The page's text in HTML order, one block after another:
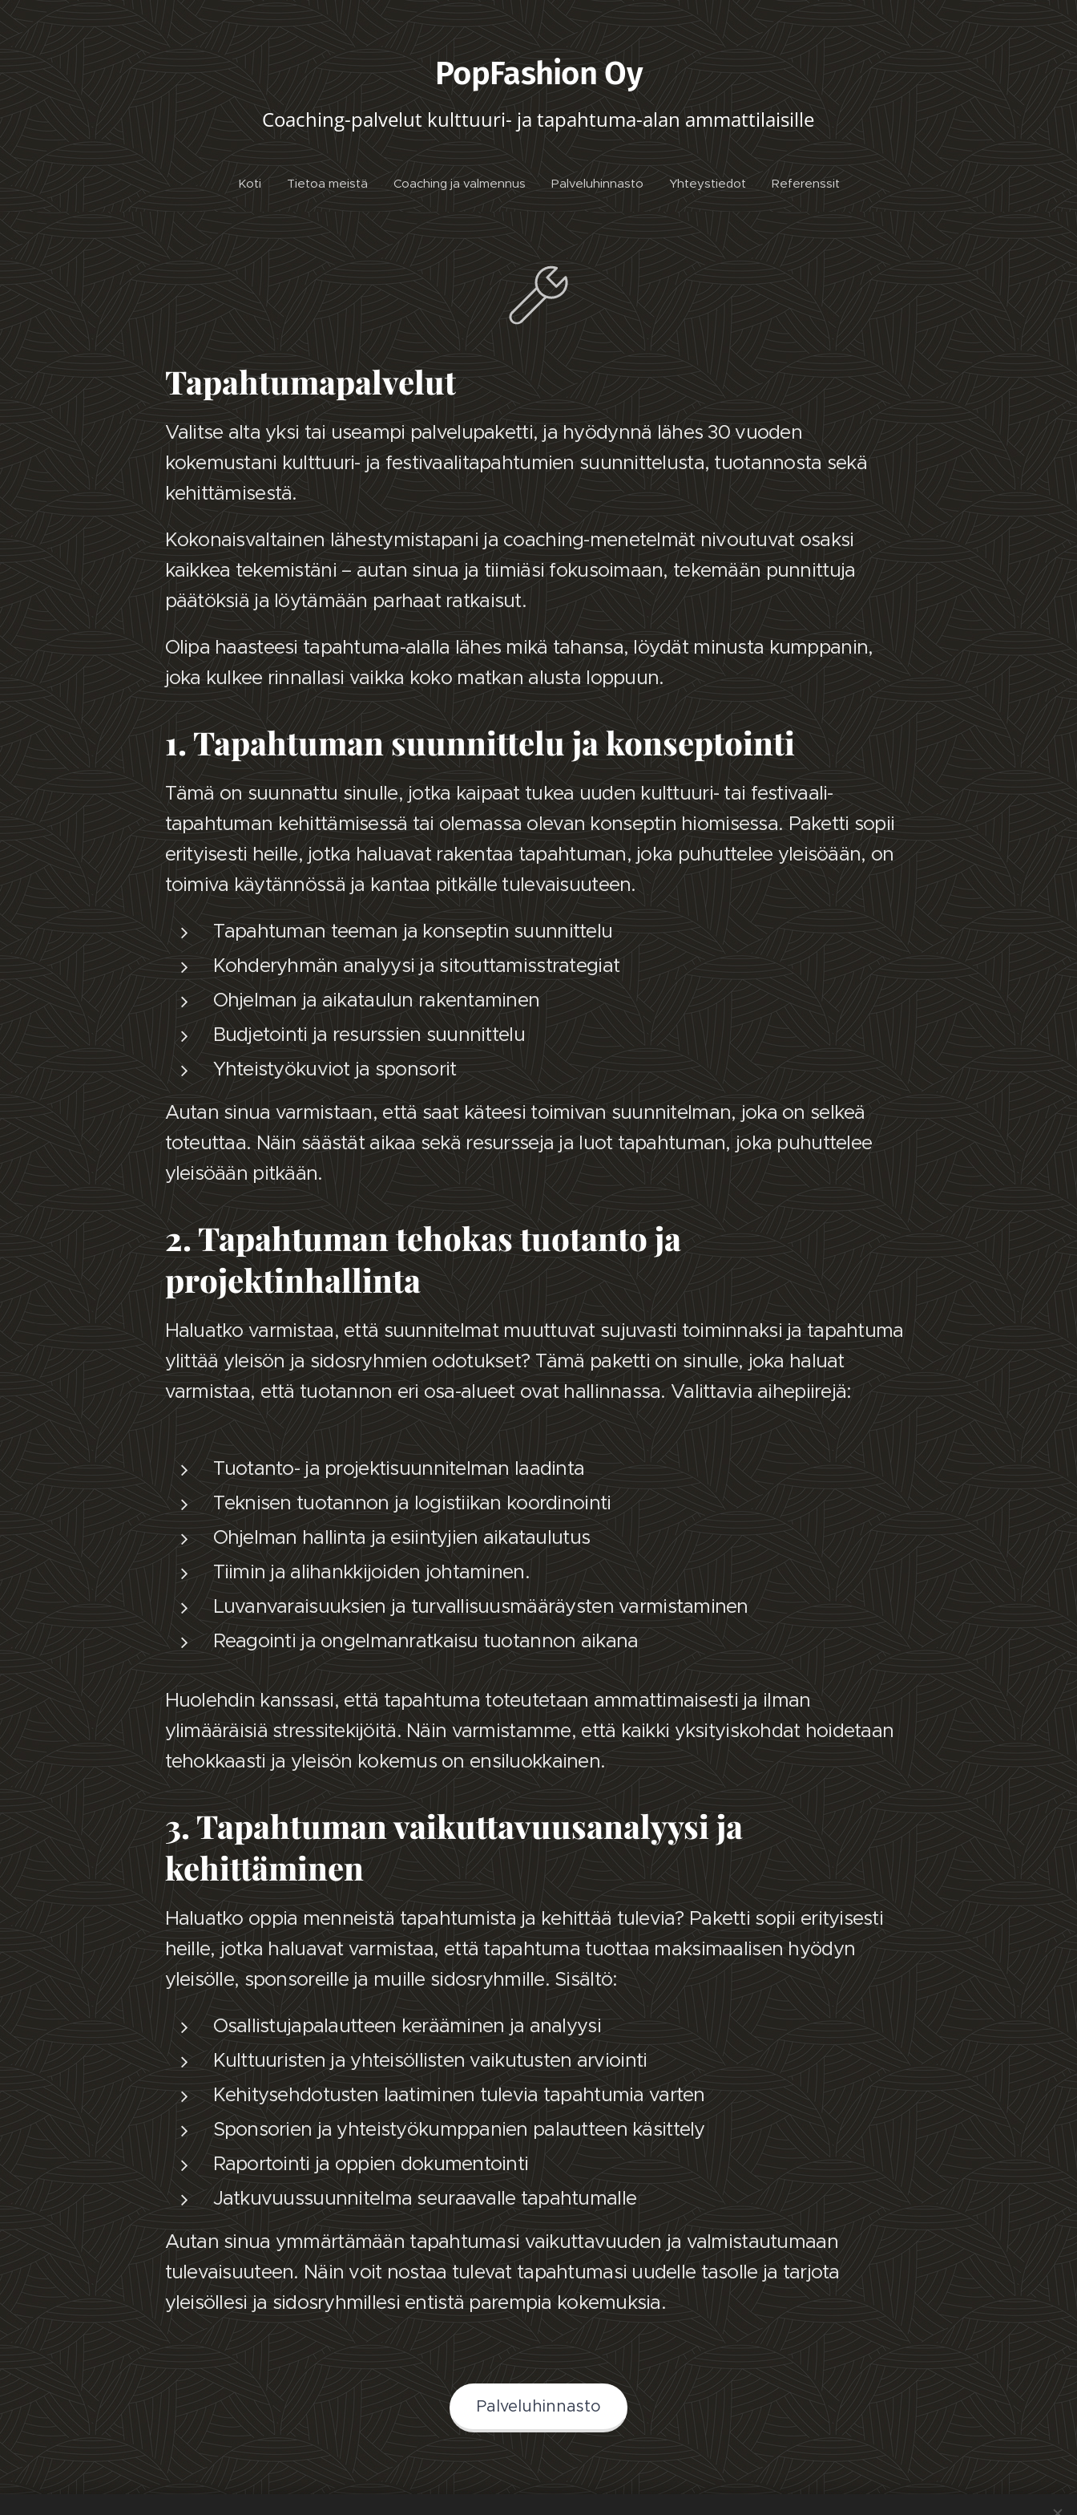
PopFashion Oy
Coaching-palvelut kulttuuri- ja tapahtuma-alan ammattilaisille
Koti Tietoa meistä Coaching ja valmennus Palveluhinnasto Yhteystiedot Referenssit
Tapahtumapalvelut
Valitse alta yksi tai useampi palvelupaketti, ja hyödynnä lähes 30 vuoden
kokemustani kulttuuri- ja festivaalitapahtumien suunnittelusta, tuotannosta sekä
kehittämisestä.
Kokonaisvaltainen lähestymistapani ja coaching-menetelmät nivoutuvat osaksi
kaikkea tekemistäni – autan sinua ja tiimiäsi fokusoimaan, tekemään punnittuja
päätöksiä ja löytämään parhaat ratkaisut.
Olipa haasteesi tapahtuma-alalla lähes mikä tahansa, löydät minusta kumppanin,
joka kulkee rinnallasi vaikka koko matkan alusta loppuun.
1. Tapahtuman suunnittelu ja konseptointi
Tämä on suunnattu sinulle, jotka kaipaat tukea uuden kulttuuri- tai festivaali-
tapahtuman kehittämisessä tai olemassa olevan konseptin hiomisessa. Paketti sopii
erityisesti heille, jotka haluavat rakentaa tapahtuman, joka puhuttelee yleisöään, on
toimiva käytännössä ja kantaa pitkälle tulevaisuuteen.
Tapahtuman teeman ja konseptin suunnittelu
Kohderyhmän analyysi ja sitouttamisstrategiat
Ohjelman ja aikataulun rakentaminen
Budjetointi ja resurssien suunnittelu
Yhteistyökuviot ja sponsorit
Autan sinua varmistaan, että saat käteesi toimivan suunnitelman, joka on selkeä
toteuttaa. Näin säästät aikaa sekä resursseja ja luot tapahtuman, joka puhuttelee
yleisöään pitkään.
2. Tapahtuman tehokas tuotanto ja
projektinhallinta
Haluatko varmistaa, että suunnitelmat muuttuvat sujuvasti toiminnaksi ja tapahtuma
ylittää yleisön ja sidosryhmien odotukset? Tämä paketti on sinulle, joka haluat
varmistaa, että tuotannon eri osa-alueet ovat hallinnassa. Valittavia aihepiirejä:
Tuotanto- ja projektisuunnitelman laadinta
Teknisen tuotannon ja logistiikan koordinointi
Ohjelman hallinta ja esiintyjien aikataulutus
Tiimin ja alihankkijoiden johtaminen.
Luvanvaraisuuksien ja turvallisuusmääräysten varmistaminen
Reagointi ja ongelmanratkaisu tuotannon aikana
Huolehdin kanssasi, että tapahtuma toteutetaan ammattimaisesti ja ilman
ylimääräisiä stressitekijöitä. Näin varmistamme, että kaikki yksityiskohdat hoidetaan
tehokkaasti ja yleisön kokemus on ensiluokkainen.
3. Tapahtuman vaikuttavuusanalyysi ja
kehittäminen
Haluatko oppia menneistä tapahtumista ja kehittää tulevia? Paketti sopii erityisesti
heille, jotka haluavat varmistaa, että tapahtuma tuottaa maksimaalisen hyödyn
yleisölle, sponsoreille ja muille sidosryhmille. Sisältö:
Osallistujapalautteen kerääminen ja analyysi
Kulttuuristen ja yhteisöllisten vaikutusten arviointi
Kehitysehdotusten laatiminen tulevia tapahtumia varten
Sponsorien ja yhteistyökumppanien palautteen käsittely
Raportointi ja oppien dokumentointi
Jatkuvuussuunnitelma seuraavalle tapahtumalle
Autan sinua ymmärtämään tapahtumasi vaikuttavuuden ja valmistautumaan
tulevaisuuteen. Näin voit nostaa tulevat tapahtumasi uudelle tasolle ja tarjota
yleisöllesi ja sidosryhmillesi entistä parempia kokemuksia.
Palveluhinnasto